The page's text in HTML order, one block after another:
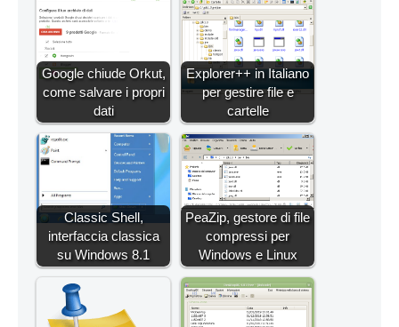
Google chiude Orkut,
come salvare i propri
dati
Explorer++ in Italiano
per gestire file e
cartelle
Classic Shell,
interfaccia classica
su Windows 8.1
PeaZip, gestore di file
compressi per
Windows e Linux